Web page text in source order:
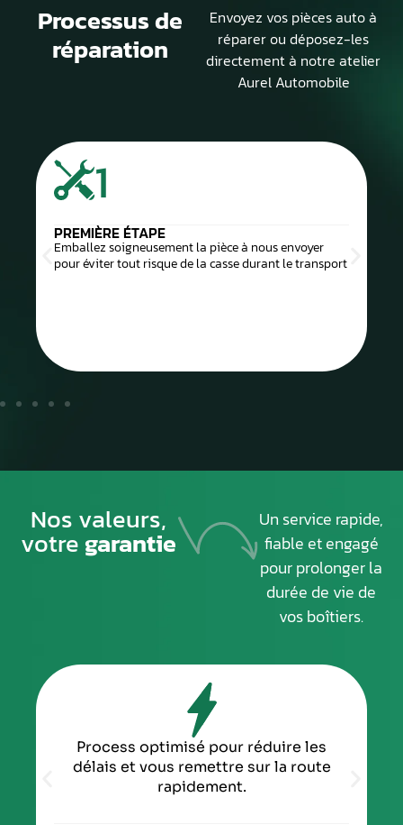
Processus de
réparation
Envoyez vos pièces auto à
réparer ou déposez-les
directement à notre atelier
Aurel Automobile
1
PREMIÈRE ÉTAPE
Emballez soigneusement la pièce à nous envoyer
pour éviter tout risque de la casse durant le transport
Nos valeurs,
votregarantie
Un service rapide,
fiable et engagé
pour prolonger la
durée de vie de
vos boîtiers.
Process optimisé pour réduire les
délais et vous remettre sur la route
rapidement.